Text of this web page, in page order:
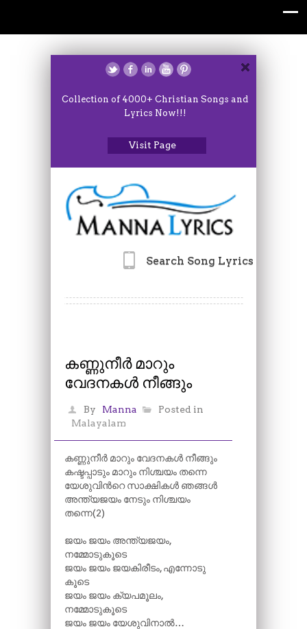
Collection of 4000+ Christian Songs and
Lyrics Now!!!
Visit Page
Search Song Lyrics
കണ്ണുനീർ മാറും
വേദനകൾ നീങ്ങും
By Manna
Posted in
Malayalam
കണ്ണുനീർ മാറും വേദനകൾ നീങ്ങും
കഷ്ടപ്പാടും മാറും നിശ്ചയം തന്നെ
യേശുവിന്‍റെ സാക്ഷികൾ ഞങ്ങൾ
അന്ത്യജയം നേടും നിശ്ചയം
തന്നെ(2)
ജയം ജയം അന്ത്യജയം,
നമ്മോടുകൂടെ
ജയം ജയം ജയകിരീടം, എന്നോടു
കൂടെ
ജയം ജയം ക്യപമൂലം,
നമ്മോടുകൂടെ
ജയം ജയം യേശുവിനാൽ…